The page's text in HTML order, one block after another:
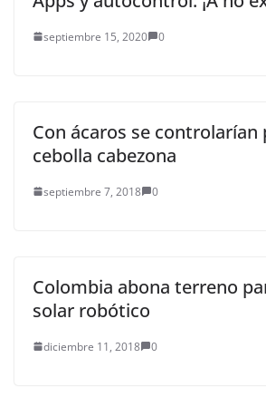
septiembre 15, 2020 0
Con ácaros se controlarían
cebolla cabezona
septiembre 7, 2018 0
Colombia abona terreno
solar robótico
diciembre 11, 2018 0